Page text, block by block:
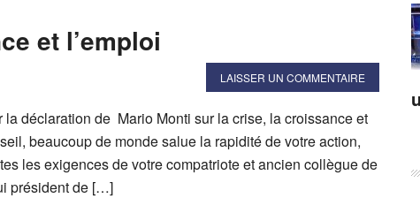
et l’emploi
LAISSER UN COMMENTAIRE
déclaration de Mario Monti sur la crise, la croissance et
beaucoup de monde salue la rapidité de votre action,
les exigences de votre compatriote et ancien collègue de
président de […]